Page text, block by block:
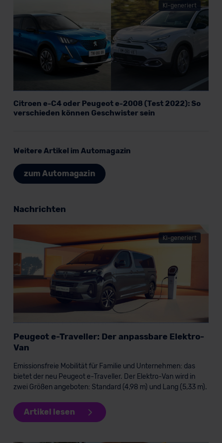
KI-generiert
Citroen e-C4 oder Peugeot e-2008 (Test 2022): So
verschieden können Geschwister sein
Weitere Artikel im Automagazin
zum Automagazin
Nachrichten
KI-generiert
Peugeot e-Traveller: Der anpassbare Elektro-
Van
Emissionsfreie Mobilität für Familie und Unternehmen: das
bietet der neu Peugeot e-Traveller. Der Elektro-Van wird in
zwei Größen angeboten: Standard (4,98 m) und Lang (5,33 m).
Artikel lesen